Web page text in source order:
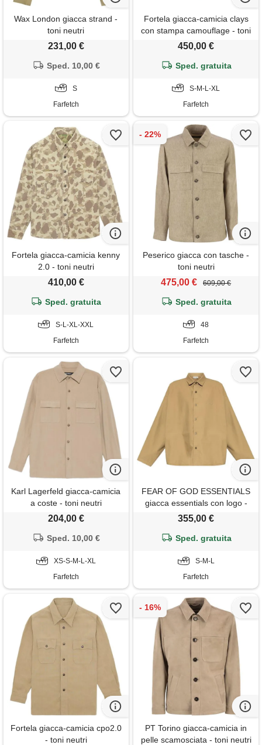
Wax London giacca strand -
toni neutri
231,00 €
Sped. 10,00 €
S
Farfetch
Fortela giacca-camicia clays
con stampa camouflage - toni
neutri
450,00 €
Sped. gratuita
S-M-L-XL
Farfetch
Fortela giacca-camicia kenny
2.0 - toni neutri
410,00 €
Sped. gratuita
S-L-XL-XXL
Farfetch
Peserico giacca con tasche -
toni neutri
475,00 € 609,00 €
Sped. gratuita
48
Farfetch
Karl Lagerfeld giacca-camicia
a coste - toni neutri
204,00 €
Sped. 10,00 €
XS-S-M-L-XL
Farfetch
FEAR OF GOD ESSENTIALS
giacca essentials con logo -
toni neutri
355,00 €
Sped. gratuita
S-M-L
Farfetch
Fortela giacca-camicia cpo2.0
- toni neutri
PT Torino giacca-camicia in
pelle scamosciata - toni neutri